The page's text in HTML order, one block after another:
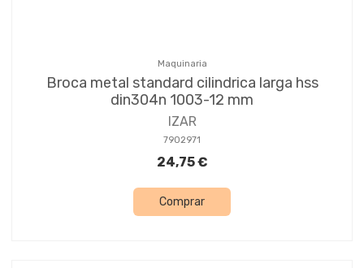
Maquinaria
Broca metal standard cilindrica larga hss
din304n 1003-12 mm
IZAR
7902971
24,75 €
Comprar